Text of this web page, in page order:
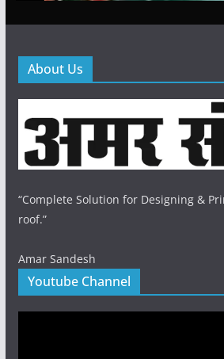
About Us
“Complete Solution for Designing &
roof.”
Amar Sandesh
Youtube Channel